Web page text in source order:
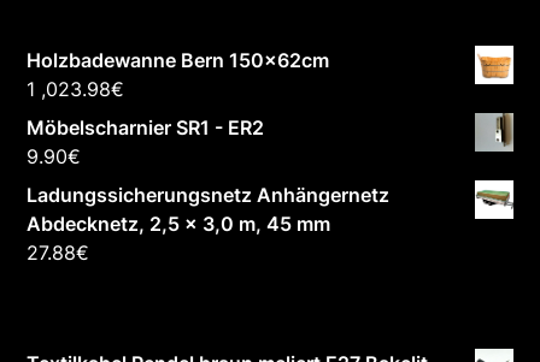
Holzbadewanne Bern 150x62cm
1 ,023.98€
Möbelscharnier SR1 - ER2
9.90€
Ladungssicherungsnetz Anhängernetz
Abdecknetz, 2,5 x 3,0 m, 45 mm
27.88€